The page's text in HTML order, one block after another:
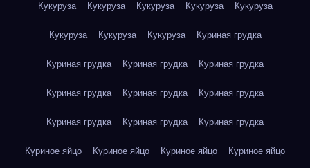
Кукуруза Кукуруза Кукуруза Кукуруза Кукуруза
Кукуруза Кукуруза Кукуруза Куриная грудка
Куриная грудка Куриная грудка Куриная грудка
Куриная грудка Куриная грудка Куриная грудка
Куриная грудка Куриная грудка Куриная грудка
Куриное яйцо Куриное яйцо Куриное яйцо Куриное яйцо